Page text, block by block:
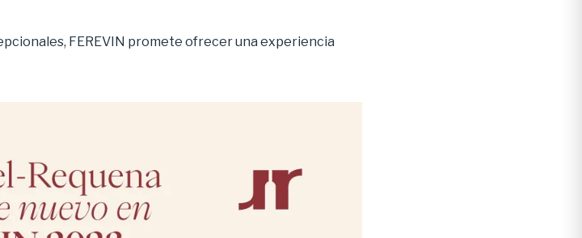
FEREVIN promete ofrecer una experiencia